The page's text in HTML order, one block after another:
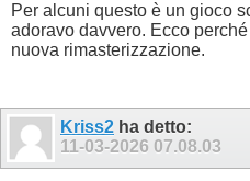
Per alcuni questo è un gioco
adoravo davvero. Ecco
nuova rimasterizzazione.
Kriss2 ha detto:
11-03-2026 07.08.03